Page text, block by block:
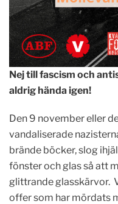
Nej till fascism och
aldrig hända igen!
Den 9 november eller
vandaliserade
brände böcker, slog
fönster och glas så att
glittrande glasskärvor.
offer som har mördats